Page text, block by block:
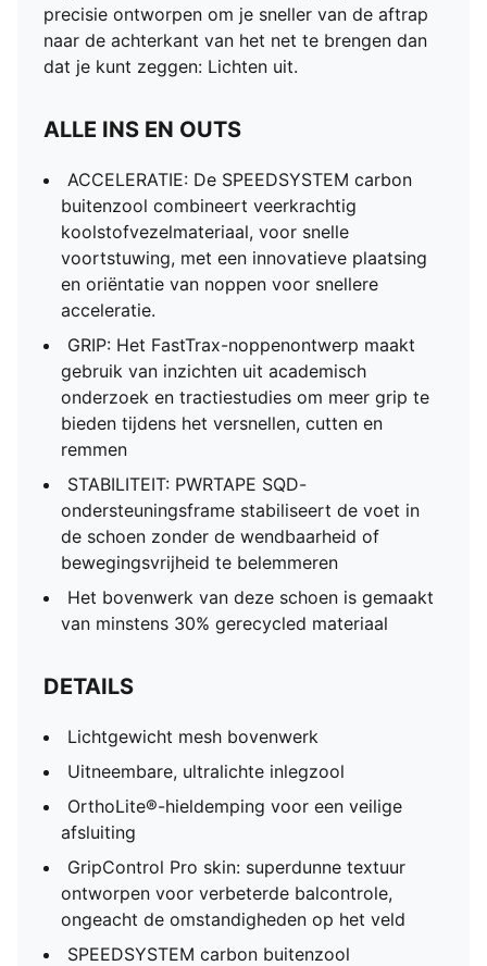
precisie ontworpen om je sneller van de aftrap
naar de achterkant van het net te brengen dan
dat je kunt zeggen: Lichten uit.
ALLE INS EN OUTS
ACCELERATIE: De SPEEDSYSTEM carbon
buitenzool combineert veerkrachtig
koolstofvezelmateriaal, voor snelle
voortstuwing, met een innovatieve plaatsing
en oriëntatie van noppen voor snellere
acceleratie.
GRIP: Het FastTrax-noppenontwerp maakt
gebruik van inzichten uit academisch
onderzoek en tractiestudies om meer grip te
bieden tijdens het versnellen, cutten en
remmen
STABILITEIT: PWRTAPE SQD-
ondersteuningsframe stabiliseert de voet in
de schoen zonder de wendbaarheid of
bewegingsvrijheid te belemmeren
Het bovenwerk van deze schoen is gemaakt
van minstens 30% gerecycled materiaal
DETAILS
Lichtgewicht mesh bovenwerk
Uitneembare, ultralichte inlegzool
OrthoLite®-hieldemping voor een veilige
afsluiting
GripControl Pro skin: superdunne textuur
ontworpen voor verbeterde balcontrole,
ongeacht de omstandigheden op het veld
SPEEDSYSTEM carbon buitenzool